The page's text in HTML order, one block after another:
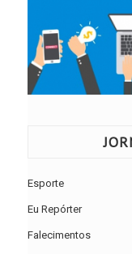
Esporte
Eu Repórter
Falecimentos